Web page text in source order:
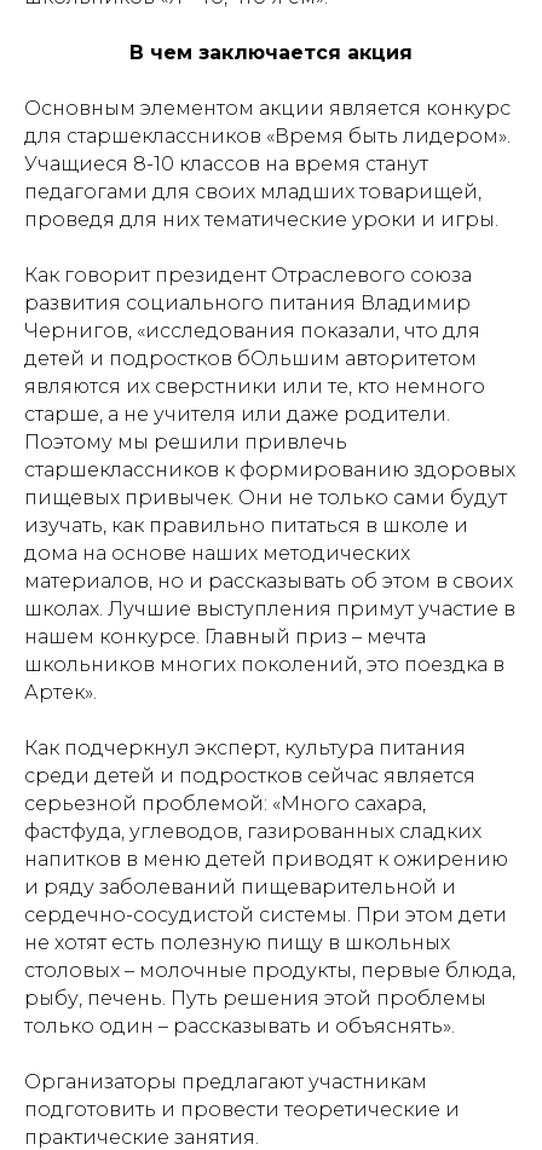
В чем заключается акция
Основным элементом акции является конкурс
для старшеклассников «Время быть лидером».
Учащиеся 8-10 классов на время станут
педагогами для своих младших товарищей,
проведя для них тематические уроки и игры.
Как говорит президент Отраслевого союза
развития социального питания Владимир
Чернигов, «исследования показали, что для
детей и подростков бОльшим авторитетом
являются их сверстники или те, кто немного
старше, а не учителя или даже родители.
Поэтому мы решили привлечь
старшеклассников к формированию здоровых
пищевых привычек. Они не только сами будут
изучать, как правильно питаться в школе и
дома на основе наших методических
материалов, но и рассказывать об этом в своих
школах. Лучшие выступления примут участие в
нашем конкурсе. Главный приз – мечта
школьников многих поколений, это поездка в
Артек».
Как подчеркнул эксперт, культура питания
среди детей и подростков сейчас является
серьезной проблемой: «Много сахара,
фастфуда, углеводов, газированных сладких
напитков в меню детей приводят к ожирению
и ряду заболеваний пищеварительной и
сердечно-сосудистой системы. При этом дети
не хотят есть полезную пищу в школьных
столовых – молочные продукты, первые блюда,
рыбу, печень. Путь решения этой проблемы
только один – рассказывать и объяснять».
Организаторы предлагают участникам
подготовить и провести теоретические и
практические занятия.